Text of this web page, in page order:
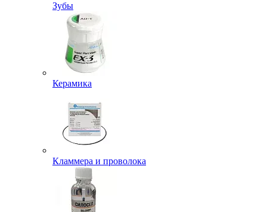
Зубы
Керамика
Кламмера и проволока